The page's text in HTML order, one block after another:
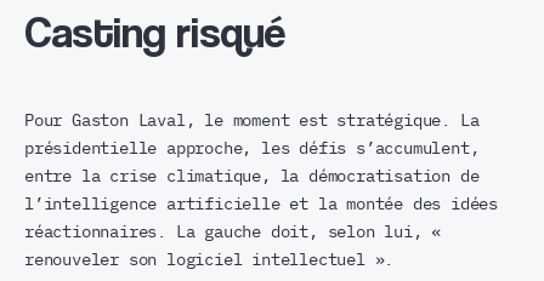
Casting risqué
Pour Gaston Laval, le moment est stratégique. La
présidentielle approche, les défis s’accumulent,
entre la crise climatique, la démocratisation de
l’intelligence artificielle et la montée des idées
réactionnaires. La gauche doit, selon lui, «
renouveler son logiciel intellectuel ».